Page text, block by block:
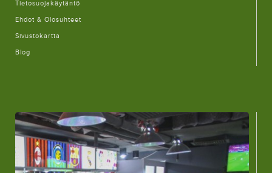
Tietosuojakäytäntö
Ehdot & Olosuhteet
Sivustokartta
Blog